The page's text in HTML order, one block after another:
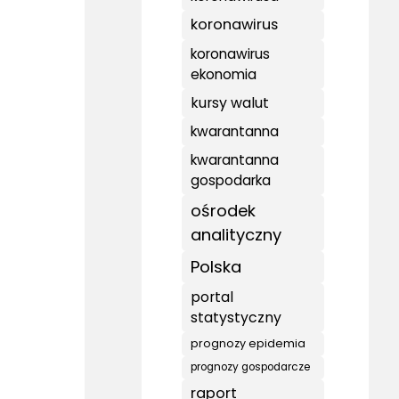
koronawirus
koronawirus
ekonomia
kursy walut
kwarantanna
kwarantanna
gospodarka
ośrodek
analityczny
Polska
portal
statystyczny
prognozy epidemia
prognozy gospodarcze
raport